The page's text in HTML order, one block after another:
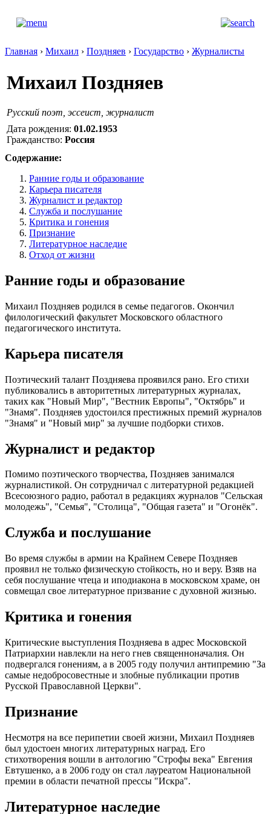
Главная › Михаил › Поздняев › Государство › Журналисты
Михаил Поздняев
Русский поэт, эссеист, журналист
Дата рождения: 01.02.1953
Гражданство: Россия
Содержание:
Ранние годы и образование
Карьера писателя
Журналист и редактор
Служба и послушание
Критика и гонения
Признание
Литературное наследие
Отход от жизни
Ранние годы и образование
Михаил Поздняев родился в семье педагогов. Окончил
филологический факультет Московского областного
педагогического института.
Карьера писателя
Поэтический талант Поздняева проявился рано. Его стихи
публиковались в авторитетных литературных журналах,
таких как "Новый Мир", "Вестник Европы", "Октябрь" и
"Знамя". Поздняев удостоился престижных премий журналов
"Знамя" и "Новый мир" за лучшие подборки стихов.
Журналист и редактор
Помимо поэтического творчества, Поздняев занимался
журналистикой. Он сотрудничал с литературной редакцией
Всесоюзного радио, работал в редакциях журналов "Сельская
молодежь", "Семья", "Столица", "Общая газета" и "Огонёк".
Служба и послушание
Во время службы в армии на Крайнем Севере Поздняев
проявил не только физическую стойкость, но и веру. Взяв на
себя послушание чтеца и иподиакона в московском храме, он
совмещал свое литературное призвание с духовной жизнью.
Критика и гонения
Критические выступления Поздняева в адрес Московской
Патриархии навлекли на него гнев священноначалия. Он
подвергался гонениям, а в 2005 году получил антипремию "За
самые недобросовестные и злобные публикации против
Русской Православной Церкви".
Признание
Несмотря на все перипетии своей жизни, Михаил Поздняев
был удостоен многих литературных наград. Его
стихотворения вошли в антологию "Строфы века" Евгения
Евтушенко, а в 2006 году он стал лауреатом Национальной
премии в области печатной прессы "Искра".
Литературное наследие